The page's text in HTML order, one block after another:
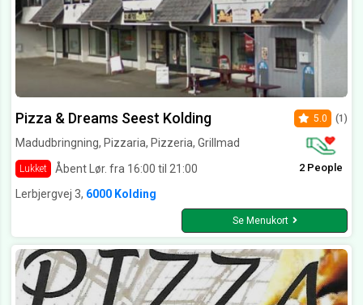
Pizza & Dreams Seest Kolding
Madudbringning, Pizzaria, Pizzeria, Grillmad
Lukket Åbent Lør. fra 16:00 til 21:00
5.0 (1)
2 People
Lerbjergvej 3, 6000 Kolding
Se Menukort